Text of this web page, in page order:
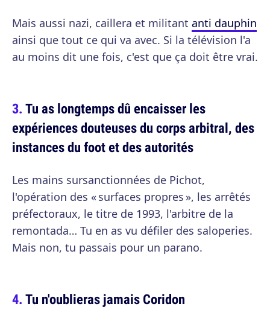
Mais aussi nazi, caillera et militant anti dauphin
ainsi que tout ce qui va avec. Si la télévision l'a
au moins dit une fois, c'est que ça doit être vrai.
Tu as longtemps dû encaisser les
expériences douteuses du corps arbitral, des
instances du foot et des autorités
Les mains sursanctionnées de Pichot,
l'opération des « surfaces propres », les arrêtés
préfectoraux, le titre de 1993, l'arbitre de la
remontada… Tu en as vu défiler des saloperies.
Mais non, tu passais pour un parano.
Tu n'oublieras jamais Coridon